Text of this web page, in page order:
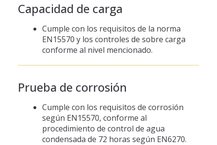
Capacidad de carga
Cumple con los requisitos de la norma
EN15570 y los controles de sobre carga
conforme al nivel mencionado.
Prueba de corrosión
Cumple con los requisitos de corrosión
según EN15570, conforme al
procedimiento de control de agua
condensada de 72 horas según EN6270.